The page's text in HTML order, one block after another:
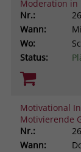
Moderation in
Nr.:
Wann:
Wo:
Status:
Motivational
Motivierende
Nr.:
Wann: